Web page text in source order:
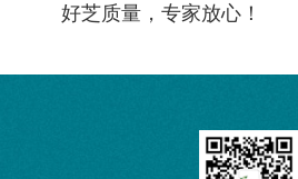
好芝质量，专家放心！